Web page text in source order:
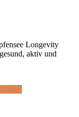
Longevity
aktiv und
See